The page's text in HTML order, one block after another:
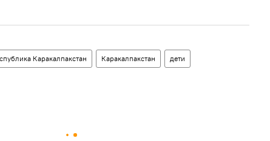
Каракалпакстан Каракалпакстан дети